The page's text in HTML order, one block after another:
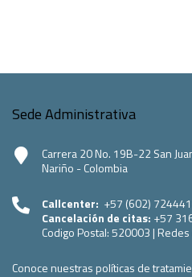
Sede Administrativa
Carrera 20 No. 19B-22 San
Nariño - Colombia
Callcenter: +57 (602)
Cancelación de citas: +57
Codigo Postal:520003 |
Conoce nuestras políticas de